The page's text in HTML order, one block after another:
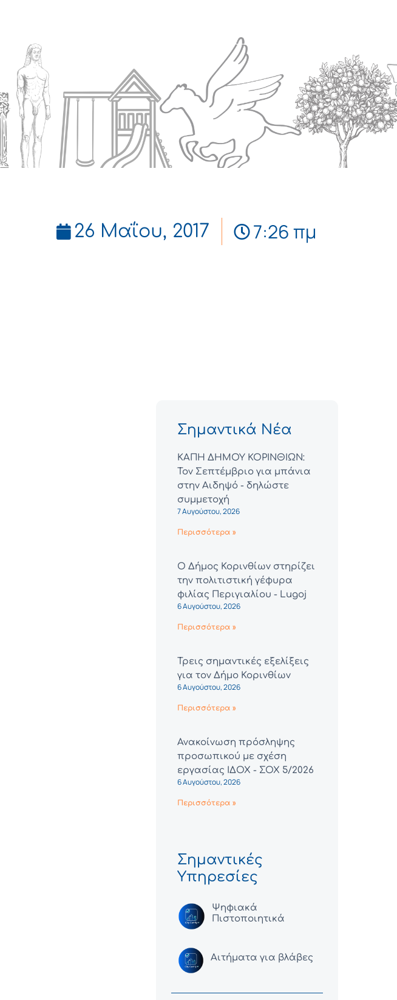
26 Μαΐου, 2017 7:26 πμ
Σημαντικά Νέα
ΚΑΠΗ ΔΗΜΟΥ ΚΟΡΙΝΘΙΩΝ:
Τον Σεπτέμβριο για μπάνια
στην Αιδηψό - δηλώστε
συμμετοχή
7 Αυγούστου, 2026
Περισσότερα »
Ο Δήμος Κορινθίων στηρίζει
την πολιτιστική γέφυρα
φιλίας Περιγιαλίου - Lugoj
6 Αυγούστου, 2026
Περισσότερα »
Τρεις σημαντικές εξελίξεις
για τον Δήμο Κορινθίων
6 Αυγούστου, 2026
Περισσότερα »
Ανακοίνωση πρόσληψης
προσωπικού με σχέση
εργασίας ΙΔΟΧ - ΣΟΧ 5/2026
6 Αυγούστου, 2026
Περισσότερα »
Σημαντικές
Υπηρεσίες
Ψηφιακά
Πιστοποιητικά
Αιτήματα για βλάβες